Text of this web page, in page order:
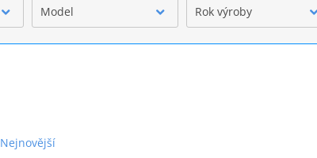
Model Rok výroby
Nejnovější